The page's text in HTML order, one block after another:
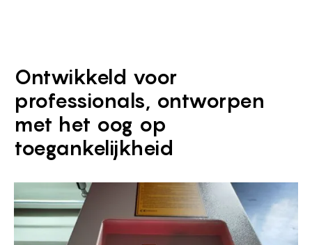
Ontwikkeld voor
professionals, ontworpen
met het oog op
toegankelijkheid